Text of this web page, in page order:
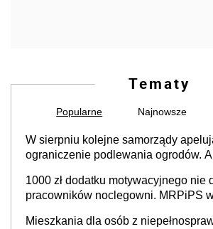
Tematy
Popularne Najnowsze
W sierpniu kolejne samorządy
ograniczenie podlewania ogrodów.
cały kraj
1000 zł dodatku motywacyjnego nie
pracowników noclegowni. MRPiPS
Mieszkania dla osób z